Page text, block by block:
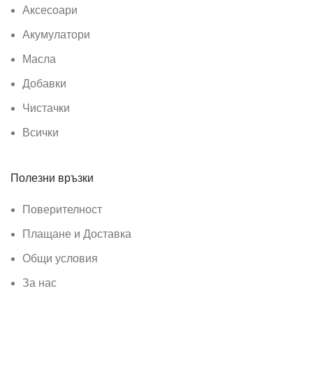
Аксесоари
Акумулатори
Масла
Добавки
Чистачки
Всички
Полезни връзки
Поверителност
Плащане и Доставка
Общи условия
За нас